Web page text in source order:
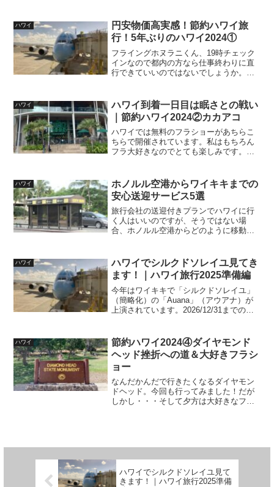
す。今更聞けないハワイの疑問も書きま
した。
ハワイ
円安物価高実感！節約ハワイ旅
行！5年ぶりのハワイ2024①
フライングホヌラニくん、19時チェック
インなので都内の方なら仕事終わりに直
行できていいのではないでしょうか。私
ハワイ
ハワイ到着一日目は眠さとの戦い
｜節約ハワイ2024②カカアコ
ハワイでは無料のフラショーがあちらこ
ちらで開催されています。私はもちろん
フラ大好きなのでとても楽しみです。全
ハワイ
ホノルル空港からワイキキまでの
安心送迎サービス5選
旅行会社の送迎付きプランでハワイに行
く人はいいのですが、そうではない場
合、ホノルル空港からどのように移動す
たいものです。
ハワイ
ハワイでシルクドソレイユ見てき
ます！｜ハワイ旅行2025準備編
今年はワイキキで「シルクドソレイユ」
（簡略化）の「Auana」（アウアナ）が
上演されています。2026/12/31までの公
いたので楽しみです♪
ハワイ
節約ハワイ2024④ダイヤモンド
ヘッド挫折への道＆大好きフラシ
ョー
なんだかんだで行きたくなるダイヤモン
ドヘッド。今回も行ってみました！だが
しかし・・・そして夕方は大好きなフラ
ハワイでシルクドソレイユ見て
きます！｜ハワイ旅行2025準備